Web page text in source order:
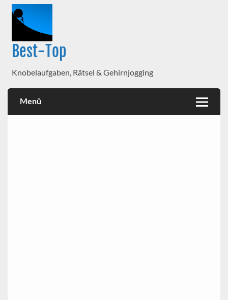
Best-Top
Knobelaufgaben, Rätsel & Gehirnjogging
Menü